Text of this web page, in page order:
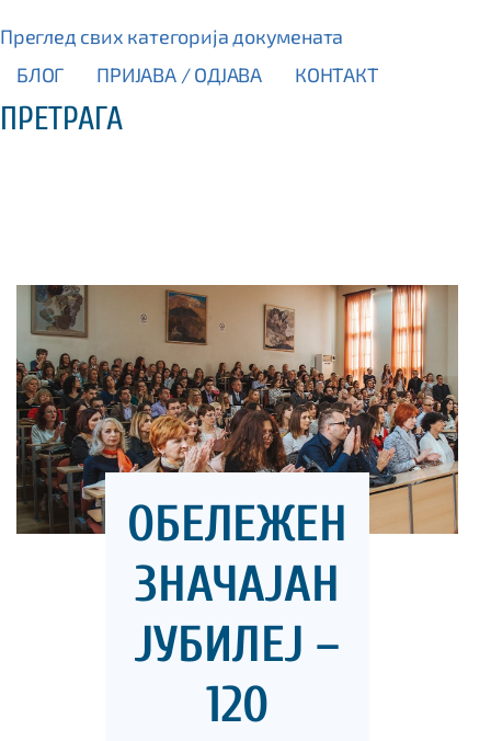
Преглед свих категорија докумената
БЛОГ ПРИЈАВА / OДЈАВА КОНТАКТ
ПРЕТРАГА
ОБЕЛЕЖЕН
ЗНАЧАЈАН
ЈУБИЛЕЈ –
120